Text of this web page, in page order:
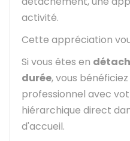
activité.
Cette appréciation
Si vous êtes en
durée, vous
professionnel avec
hiérarchique direct
d'accueil.